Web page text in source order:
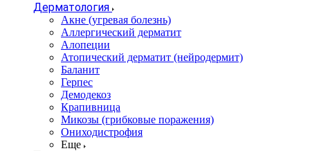
Дерматология
Акне (угревая болезнь)
Аллергический дерматит
Алопеции
Атопический дерматит (нейродермит)
Баланит
Герпес
Демодекоз
Крапивница
Микозы (грибковые поражения)
Ониходистрофия
Еще